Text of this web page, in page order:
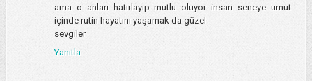
ama o anları hatırlayıp mutlu oluyor insan seneye umut
içinde rutin hayatını yaşamak da güzel
sevgiler
Yanıtla